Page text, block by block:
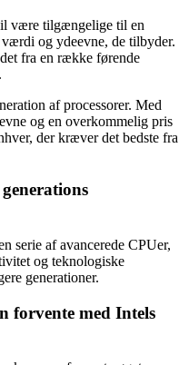
være tilgængelige til en
og ydeevne, de tilbyder.
fra en række førende
af processorer. Med
og en overkommelig pris
der kræver det bedste fra
serie af avancerede CPUer,
og teknologiske
generationer.
forvente med Intels